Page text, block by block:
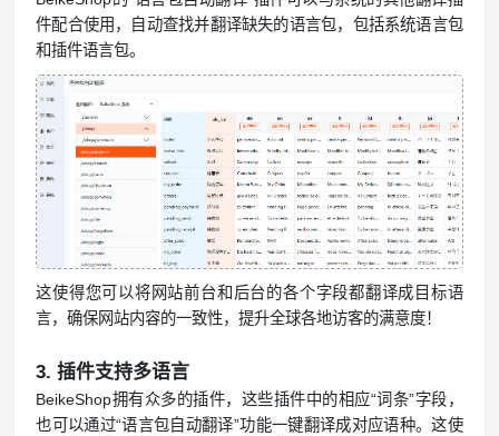
件配合使用，自动查找并翻译缺失的语言包，包括系统语言包
和插件语言包。
这使得您可以将网站前台和后台的各个字段都翻译成目标语
言，确保网站内容的一致性，提升全球各地访客的满意度！
3. 插件支持多语言
BeikeShop拥有众多的插件，这些插件中的相应“词条”字段，
也可以通过“语言包自动翻译”功能一键翻译成对应语种。这使